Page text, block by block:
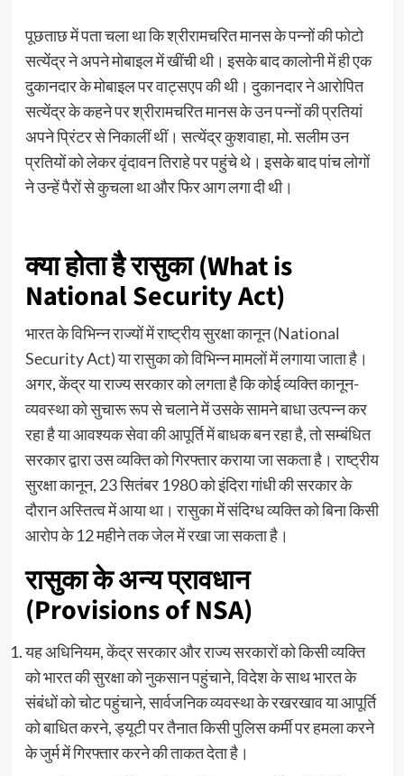
पूछताछ में पता चला था कि श्रीरामचरित मानस के पन्नों की फोटो
सत्येंद्र ने अपने मोबाइल में खींची थी। इसके बाद कालोनी में ही एक
दुकानदार के मोबाइल पर वाट्सएप की थी। दुकानदार ने आरोपित
सत्येंद्र के कहने पर श्रीरामचरित मानस के उन पन्नों की प्रतियां
अपने प्रिंटर से निकालीं थीं। सत्येंद्र कुशवाहा, मो. सलीम उन
प्रतियों को लेकर वृंदावन तिराहे पर पहुंचे थे। इसके बाद पांच लोगों
ने उन्हें पैरों से कुचला था और फिर आग लगा दी थी।
क्या होता है रासुका (What is
National Security Act)
भारत के विभिन्न राज्यों में राष्ट्रीय सुरक्षा कानून (National
Security Act) या रासुका को विभिन्न मामलों में लगाया जाता है।
अगर, केंद्र या राज्य सरकार को लगता है कि कोई व्यक्ति कानून-
व्यवस्था को सुचारू रूप से चलाने में उसके सामने बाधा उत्पन्न कर
रहा है या आवश्यक सेवा की आपूर्ति में बाधक बन रहा है, तो सम्बंधित
सरकार द्वारा उस व्यक्ति को गिरफ्तार कराया जा सकता है। राष्ट्रीय
सुरक्षा कानून, 23 सितंबर 1980 को इंदिरा गांधी की सरकार के
दौरान अस्तित्व में आया था। रासुका में संदिग्ध व्यक्ति को बिना किसी
आरोप के 12 महीने तक जेल में रखा जा सकता है।
रासुका के अन्य प्रावधान
(Provisions of NSA)
यह अधिनियम, केंद्र सरकार और राज्य सरकारों को किसी व्यक्ति
को भारत की सुरक्षा को नुकसान पहुंचाने, विदेश के साथ भारत के
संबंधों को चोट पहुंचाने, सार्वजनिक व्यवस्था के रखरखाव या आपूर्ति
को बाधित करने, ड्यूटी पर तैनात किसी पुलिस कर्मी पर हमला करने
के जुर्म में गिरफ्तार करने की ताकत देता है।